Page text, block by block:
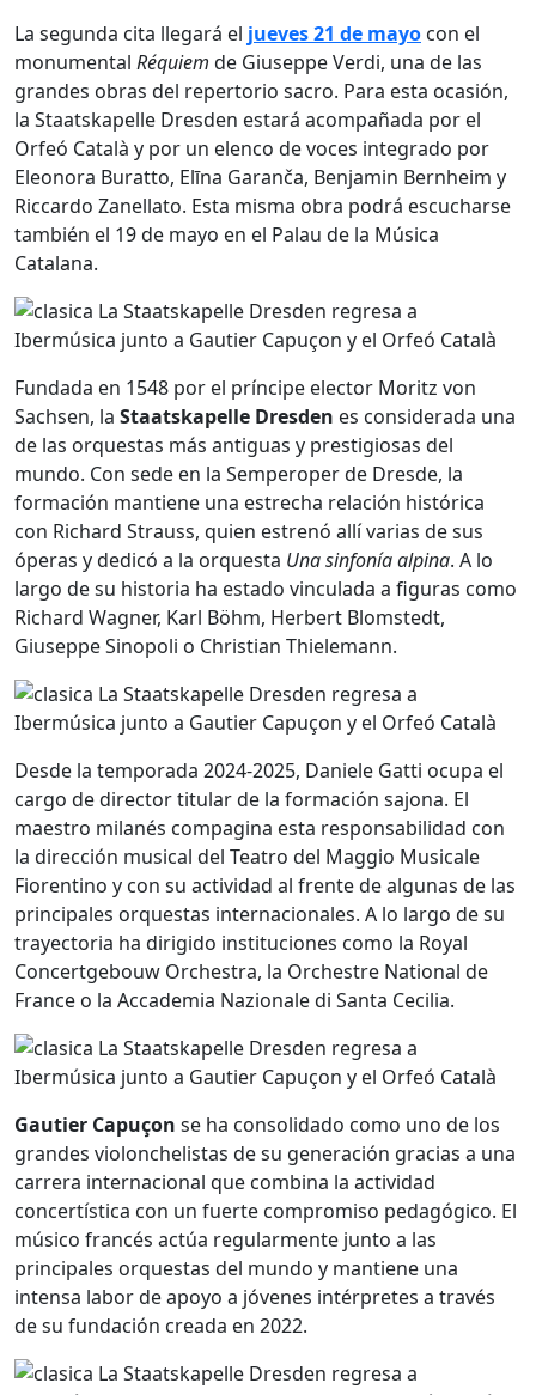
La segunda cita llegará el jueves 21 de mayo con el
monumental Réquiem de Giuseppe Verdi, una de las
grandes obras del repertorio sacro. Para esta ocasión,
la Staatskapelle Dresden estará acompañada por el
Orfeó Català y por un elenco de voces integrado por
Eleonora Buratto, Elīna Garanča, Benjamin Bernheim y
Riccardo Zanellato. Esta misma obra podrá escucharse
también el 19 de mayo en el Palau de la Música
Catalana.
Fundada en 1548 por el príncipe elector Moritz von
Sachsen, la Staatskapelle Dresden es considerada una
de las orquestas más antiguas y prestigiosas del
mundo. Con sede en la Semperoper de Dresde, la
formación mantiene una estrecha relación histórica
con Richard Strauss, quien estrenó allí varias de sus
óperas y dedicó a la orquesta Una sinfonía alpina. A lo
largo de su historia ha estado vinculada a figuras como
Richard Wagner, Karl Böhm, Herbert Blomstedt,
Giuseppe Sinopoli o Christian Thielemann.
Desde la temporada 2024-2025, Daniele Gatti ocupa el
cargo de director titular de la formación sajona. El
maestro milanés compagina esta responsabilidad con
la dirección musical del Teatro del Maggio Musicale
Fiorentino y con su actividad al frente de algunas de las
principales orquestas internacionales. A lo largo de su
trayectoria ha dirigido instituciones como la Royal
Concertgebouw Orchestra, la Orchestre National de
France o la Accademia Nazionale di Santa Cecilia.
Gautier Capuçon se ha consolidado como uno de los
grandes violonchelistas de su generación gracias a una
carrera internacional que combina la actividad
concertística con un fuerte compromiso pedagógico. El
músico francés actúa regularmente junto a las
principales orquestas del mundo y mantiene una
intensa labor de apoyo a jóvenes intérpretes a través
de su fundación creada en 2022.